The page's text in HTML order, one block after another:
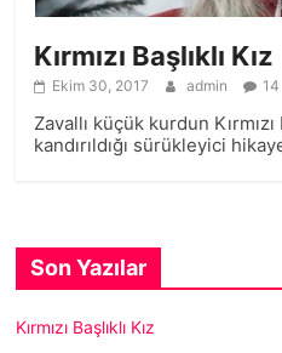
Kırmızı Başlıklı Kız
Ekim 30, 2017 admin 14
Zavallı küçük kurdun Kırmızı
kandırıldığı sürükleyici
Son Yazılar
Kırmızı Başlıklı Kız